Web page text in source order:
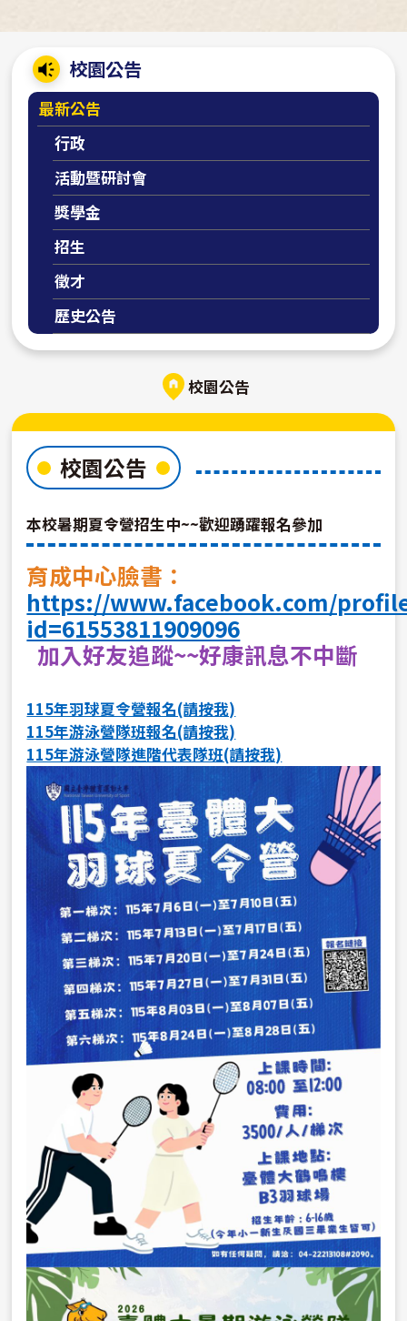
校園公告
最新公告
行政
活動暨研討會
獎學金
招生
徵才
歷史公告
校園公告
校園公告
本校暑期夏令營招生中~~歡迎踴躍報名參加
育成中心臉書：
https://www.facebook.com/
id=61553811909096
加入好友追蹤~~好康訊息不中斷
115年羽球夏令營報名(請按我)
115年游泳營隊班報名(請按我)
115年游泳營隊進階代表隊班(請按我)